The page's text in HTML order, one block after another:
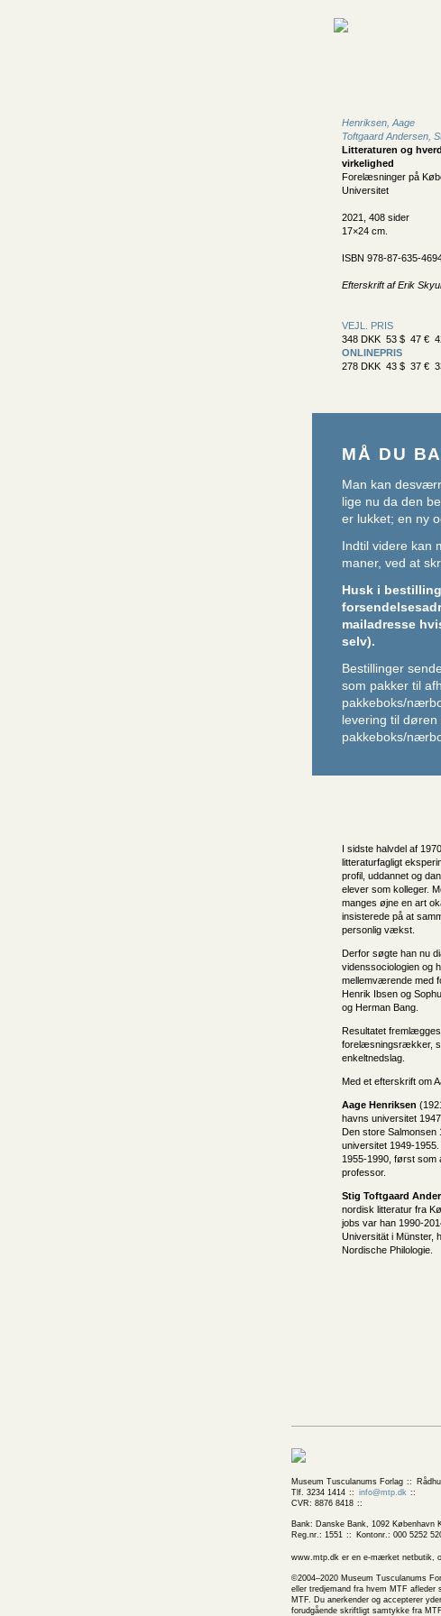
Henriksen, Aage
Toftgaard Andersen,
Litteraturen og
virkelighed
Forelæsninger på
Universitet
2021, 408 sider
17×24 cm.
ISBN 978-87-635-
Efterskrift af Erik
VEJL. PRIS
348 DKK 53 $ 47 €
ONLINEPRIS
278 DKK 43 $ 37 €
MÅ DU
Man kan
lige nu da den
er lukket; en ny
Indtil videre kan
maner, ved at
Husk i
mailadresse
selv).
Bestillinger
som pakker til
pakkeboks/
levering til
pakkeboks/
I sidste halvdel af
litteraturfagligt
profil, uddannet og
elever som kolleger.
manges øjne en art
insisterede på at
personlig vækst.
Derfor søgte han nu
videnssociologien og
mellemværende med
Henrik Ibsen og
og Herman Bang.
Resultatet
forelæsningsrækker,
enkeltnedslag.
Med et efterskrift om
Aage Henriksen
havns universitet
Den store Salmonsen
universitet 1949-
1955-1990, først som
professor.
Stig Toftgaard
nordisk litteratur fra
jobs var han 1990-
Universität i Münster,
Nordische Philologie.
Museum Tusculanums Forlag
Tlf. 3234 1414
info@mtp.dk
CVR: 8876 8418
Bank: Danske Bank, 1092 København
Reg.nr.: 1551
Kontonr.: 000 5252
www.mtp.dk er en e-mærket netbutik,
©2004–2020 Museum Tusculanums
eller tredjemand fra hvem MTF
MTF. Du anerkender og accepterer
forudgående skriftligt samtykke fra